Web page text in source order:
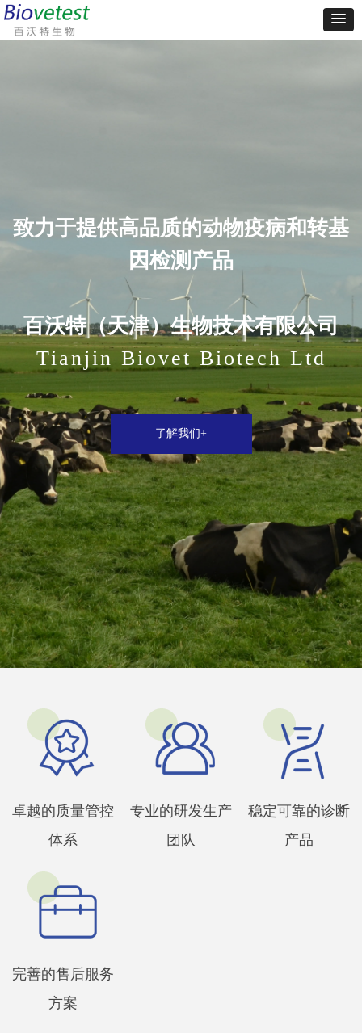
卓越的质量管控
体系
专业的研发生产
团队
稳定可靠的诊断
产品
完善的售后服务
方案
致力于提供高品质的动物疫病和转基
因检测产品
百沃特（天津）生物技术有限公司
Tianjin Biovet Biotech Ltd
了解我们+